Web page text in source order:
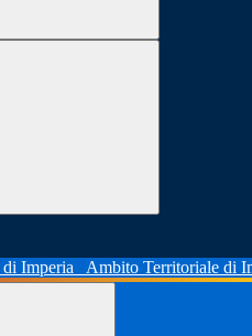
Ambito Territoriale di